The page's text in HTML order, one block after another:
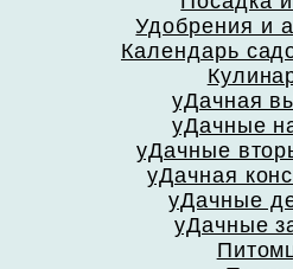
Удобрения и
Календарь
уДачная
уДачные
уДачные
уДачная
уДачные
уДачные